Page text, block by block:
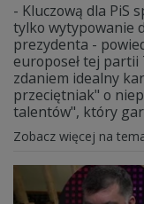
- Kluczową dla PiS
tylko wytypowanie
prezydenta -
europoseł tej partii
zdaniem idealny
przeciętniak" o
talentów", który
Zobacz więcej na